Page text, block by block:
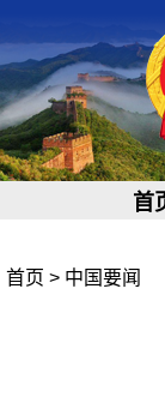
首
首页 > 中国要闻